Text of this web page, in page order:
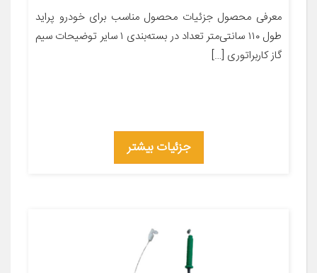
معرفی محصول جزئیات محصول مناسب برای خودرو پراید
طول ۱۱۰ سانتی‌متر تعداد در بسته‌بندی ۱ سایر توضیحات سیم
گاز کاربراتوری […]
جزئیات بیشتر